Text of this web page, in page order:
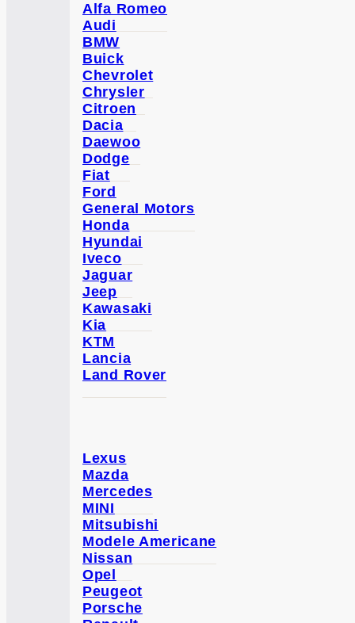
Alfa Romeo
Audi
BMW
Buick
Chevrolet
Chrysler
Citroen
Dacia
Daewoo
Dodge
Fiat
Ford
General Motors
Honda
Hyundai
Iveco
Jaguar
Jeep
Kawasaki
Kia
KTM
Lancia
Land Rover
Lexus
Mazda
Mercedes
MINI
Mitsubishi
Modele Americane
Nissan
Opel
Peugeot
Porsche